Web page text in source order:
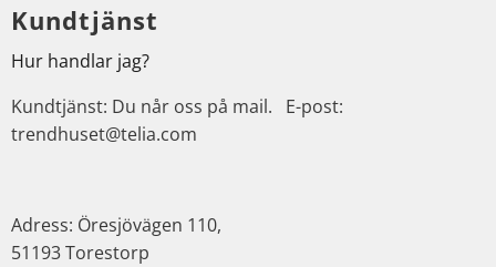
Kundtjänst
Hur handlar jag?
Kundtjänst: Du når oss på mail. E-post:
trendhuset@telia.com
Adress: Öresjövägen 110,
51193 Torestorp